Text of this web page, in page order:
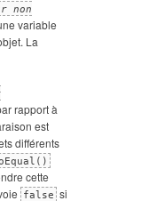
non
variable
La
rapport à
est
différents
cette
false si